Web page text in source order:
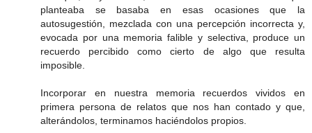
planteaba se basaba en esas ocasiones que la
autosugestión, mezclada con una percepción incorrecta y,
evocada por una memoria falible y selectiva, produce un
recuerdo percibido como cierto de algo que resulta
imposible.
Incorporar en nuestra memoria recuerdos vividos en
primera persona de relatos que nos han contado y que,
alterándolos, terminamos haciéndolos propios.